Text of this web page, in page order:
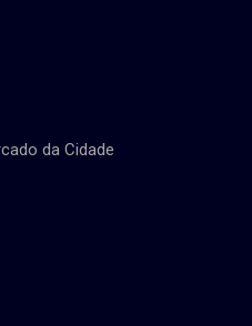
da Cidade